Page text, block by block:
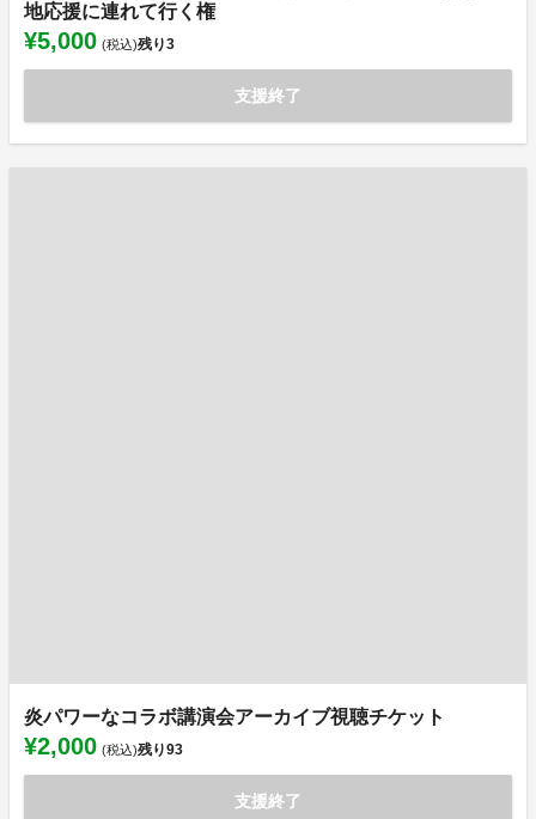
地応援に連れて行く権
¥5,000 (税込)残り3
支援終了
炎パワーなコラボ講演会アーカイブ視聴チケット
¥2,000 (税込)残り93
支援終了